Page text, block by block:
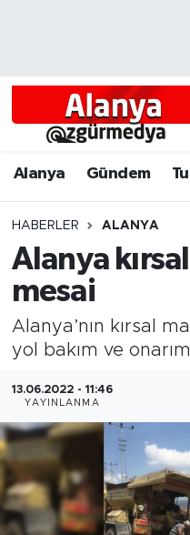
Alanya Gündem
HABERLER ALANYA
Alanya
mesai
Alanya’nın kırsal
yol bakım ve
13.06.2022 - 11:46
YAYINLANMA
Alanyum
Bölgesel
Dünya
Eğitim
Ekonomi
Gazipaşa
Güncel
Alanya Hava
Tüm Manşetler
Son Dakika
Haber Arşivi